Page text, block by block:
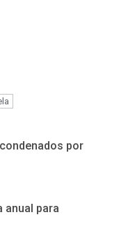
por
anual para
dicen que